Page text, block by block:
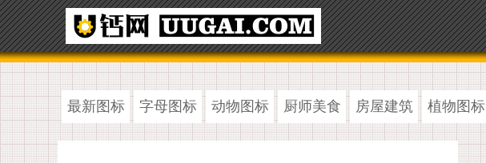
最新图标 字母图标 动物图标 厨师美食 房屋建筑 植物图标